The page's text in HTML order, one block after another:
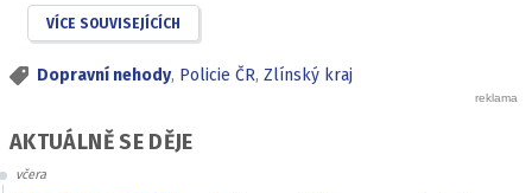
VÍCE SOUVISEJÍCÍCH
Dopravní nehody, Policie ČR, Zlínský kraj
AKTUÁLNĚ SE DĚJE
včera